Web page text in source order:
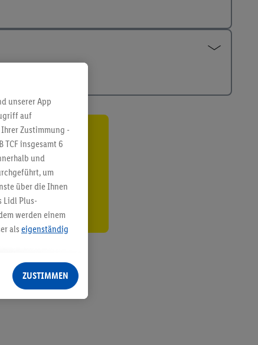
unserer App
auf
Zustimmung -
insgesamt 6
und
um
über die Ihnen
Lidl Plus-
werden einem
als eigenständig
Dienste, Ihr
- sowie Ihre
Speichern von
ZUSTIMMEN